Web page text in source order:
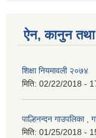
ऐन, कानुन तथा
शिक्षा नियमावली २०७४
मिति: 02/22/2018 -
पाल्हिनन्दन गाउपलिका ,
मिति: 01/25/2018 -